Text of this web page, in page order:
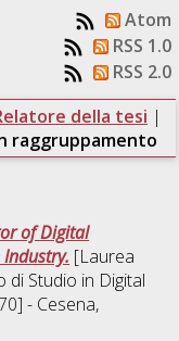
Atom
RSS 1.0
RSS 2.0
della tesi |
raggruppamento
of Digital
[Laurea
di Studio in Digital
- Cesena,